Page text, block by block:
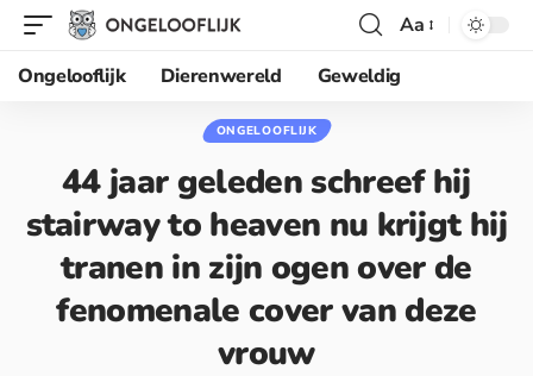
Aa
Ongelooflijk
Dierenwereld Geweldig
ONGELOOFLIJK
44 jaar geleden schreef hij
stairway to heaven nu krijgt hij
tranen in zijn ogen over de
fenomenale cover van deze
vrouw